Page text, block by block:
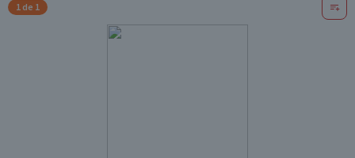
1 de 1